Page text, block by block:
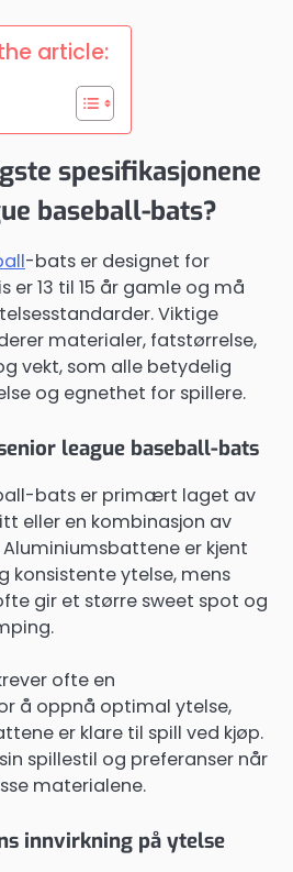
article:
spesifikasjonene
baseball-bats?
-bats er designet for
er 13 til 15 år gamle og må
Viktige
materialer, fatstørrelse,
vekt, som alle betydelig
og egnethet for spillere.
league baseball-bats
bats er primært laget av
eller en kombinasjon av
er kjent
konsistente ytelse, mens
gir et større sweet spot og
ofte en
å oppnå optimal ytelse,
er klare til spill ved kjøp.
spillestil og preferanser når
materialene.
innvirkning på ytelse